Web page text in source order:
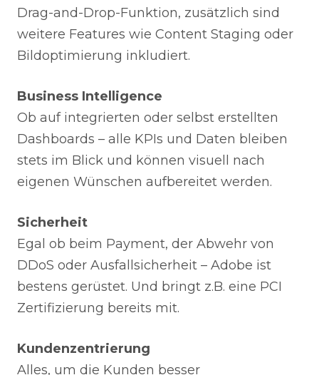
Drag-and-Drop-Funktion, zusätzlich sind
weitere Features wie Content Staging oder
Bildoptimierung inkludiert.
Business Intelligence
Ob auf integrierten oder selbst erstellten
Dashboards – alle KPIs und Daten bleiben
stets im Blick und können visuell nach
eigenen Wünschen aufbereitet werden.
Sicherheit
Egal ob beim Payment, der Abwehr von
DDoS oder Ausfallsicherheit – Adobe ist
bestens gerüstet. Und bringt z.B. eine PCI
Zertifizierung bereits mit.
Kundenzentrierung
Alles, um die Kunden besser